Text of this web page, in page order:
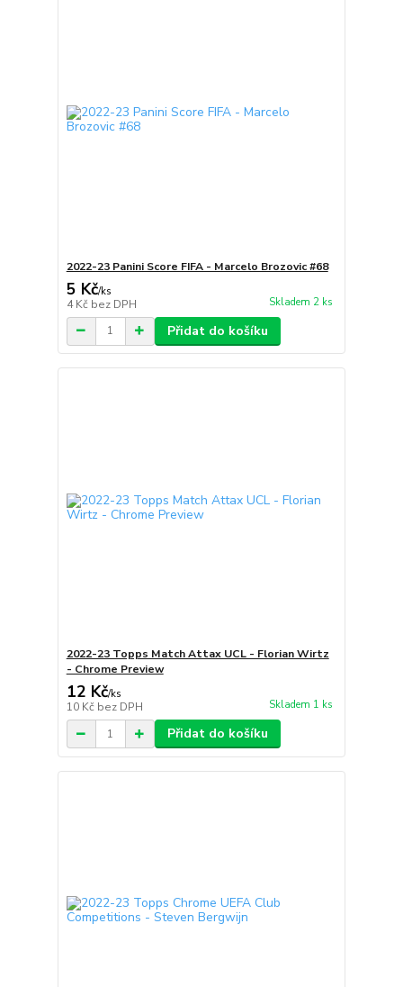
2022-23 Panini Score FIFA - Marcelo Brozovic #68
5 Kč/ks
4 Kč bez DPH Skladem 2 ks
Přidat do košíku
2022-23 Topps Match Attax UCL - Florian Wirtz
- Chrome Preview
12 Kč/ks
10 Kč bez DPH Skladem 1 ks
Přidat do košíku